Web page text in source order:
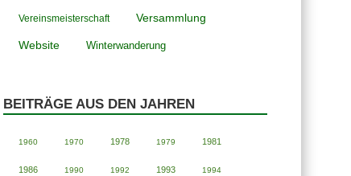
Vereinsmeisterschaft Versammlung
Website Winterwanderung
BEITRÄGE AUS DEN JAHREN
1960 1970 1978 1979 1981
1986 1990 1992 1993 1994